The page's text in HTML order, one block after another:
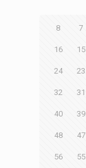
7
8
15
16
23
24
31
32
39
40
47
48
55
56